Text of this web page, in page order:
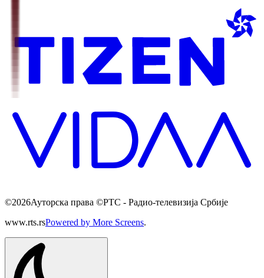
©2026Ауторска права ©РТС - Радио-телевизија Србије
www.rts.rsPowered by More Screens.